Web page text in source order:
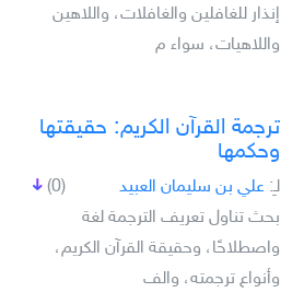
إنذار للغافلين والغافلات، واللاهين
واللاهيات، سواء م
ترجمة القرآن الكريم: حقيقتها
وحكمها
(0) لـِ: علي بن سليمان العبيد
بحث تناول تعريف الترجمة لغة
واصطلاحًا، وحقيقة القرآن الكريم،
وأنواع ترجمته، والف